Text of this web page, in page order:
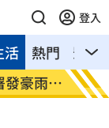
登入
熱門 影音
活
豪雨特
南電